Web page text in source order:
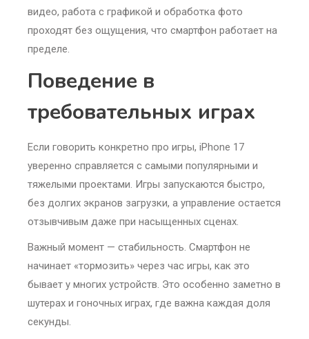
видео, работа с графикой и обработка фото
проходят без ощущения, что смартфон работает на
пределе.
Поведение в
требовательных играх
Если говорить конкретно про игры, iPhone 17
уверенно справляется с самыми популярными и
тяжелыми проектами. Игры запускаются быстро,
без долгих экранов загрузки, а управление остается
отзывчивым даже при насыщенных сценах.
Важный момент — стабильность. Смартфон не
начинает «тормозить» через час игры, как это
бывает у многих устройств. Это особенно заметно в
шутерах и гоночных играх, где важна каждая доля
секунды.